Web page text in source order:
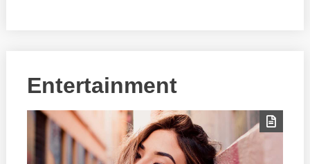
Entertainment